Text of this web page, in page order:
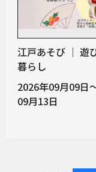
江戸あそび ｜ 遊
暮らし
2026年09月09日
09月13日